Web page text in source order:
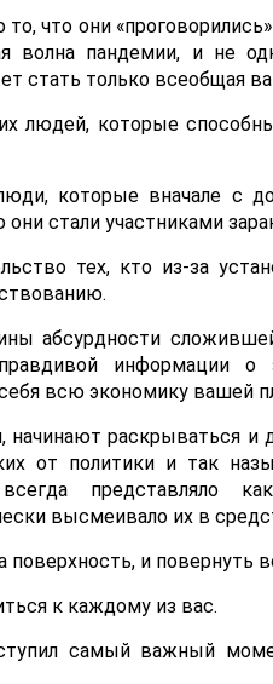
что они
волна пандемии, и не
стать только всеобщая
людей, которые
которые вначале с
они стали участниками
тех, кто из-за
абсурдности
информации о
всю экономику вашей
раскрываться и
от политики и так
представляло
высмеивало их в
и повернуть
к каждому из вас.
самый важный